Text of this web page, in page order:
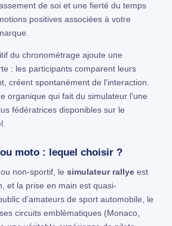
de soi et une fierté du temps
positives associées à votre
du chronométrage ajoute une
: les participants comparent leurs
créent spontanément de l'interaction.
organique qui fait du simulateur l'une
fédératrices disponibles sur le
moto : lequel choisir ?
non-sportif, le simulateur rallyeest
et la prise en main est quasi-
d'amateurs de sport automobile, le
circuits emblématiques (Monaco,